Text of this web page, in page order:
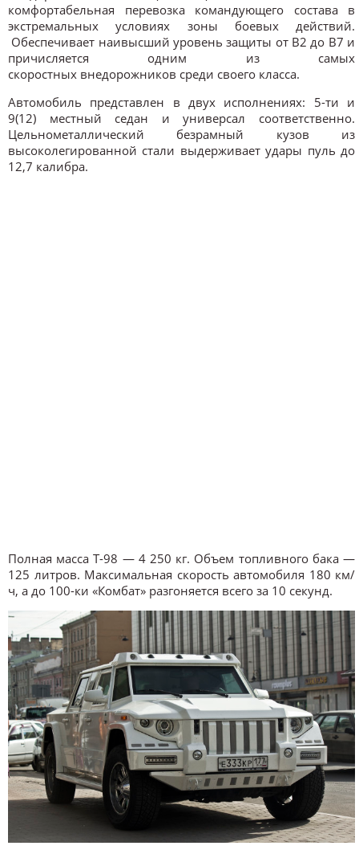
комфортабельная перевозка командующего состава в
экстремальных условиях зоны боевых действий.
Обеспечивает наивысший уровень защиты от В2 до В7 и
причисляется одним из самых
скоростных внедорожников среди своего класса.
Автомобиль представлен в двух исполнениях: 5-ти и
9(12) местный седан и универсал соответственно.
Цельнометаллический безрамный кузов из
высоколегированной стали выдерживает удары пуль до
12,7 калибра.
Полная масса Т-98 — 4 250 кг. Объем топливного бака —
125 литров. Максимальная скорость автомобиля 180 км/
ч, а до 100-ки «Комбат» разгоняется всего за 10 секунд.